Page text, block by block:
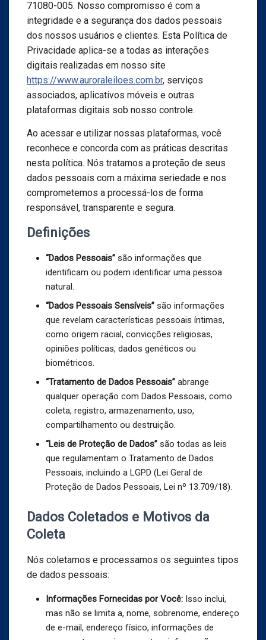
71080-005. Nosso compromisso é com a
integridade e a segurança dos dados pessoais
dos nossos usuários e clientes. Esta Política de
Privacidade aplica-se a todas as interações
digitais realizadas em nosso site
https://www.auroraleiloes.com.br, serviços
associados, aplicativos móveis e outras
plataformas digitais sob nosso controle.
Ao acessar e utilizar nossas plataformas, você
reconhece e concorda com as práticas descritas
nesta política. Nós tratamos a proteção de seus
dados pessoais com a máxima seriedade e nos
comprometemos a processá-los de forma
responsável, transparente e segura.
Definições
“Dados Pessoais” são informações que
identificam ou podem identificar uma pessoa
natural.
“Dados Pessoais Sensíveis” são informações
que revelam características pessoais íntimas,
como origem racial, convicções religiosas,
opiniões políticas, dados genéticos ou
biométricos.
“Tratamento de Dados Pessoais” abrange
qualquer operação com Dados Pessoais, como
coleta, registro, armazenamento, uso,
compartilhamento ou destruição.
“Leis de Proteção de Dados” são todas as leis
que regulamentam o Tratamento de Dados
Pessoais, incluindo a LGPD (Lei Geral de
Proteção de Dados Pessoais, Lei nº 13.709/18).
Dados Coletados e Motivos da
Coleta
Nós coletamos e processamos os seguintes tipos
de dados pessoais:
Informações Fornecidas por Você: Isso inclui,
mas não se limita a, nome, sobrenome, endereço
de e-mail, endereço físico, informações de